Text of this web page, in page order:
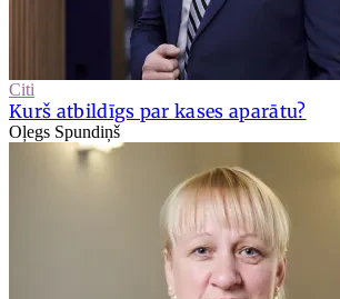
Citi
Kurš atbildīgs par kases aparātu?
Oļegs Spundiņš